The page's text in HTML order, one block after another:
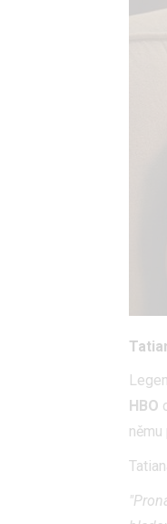
HBO
němu